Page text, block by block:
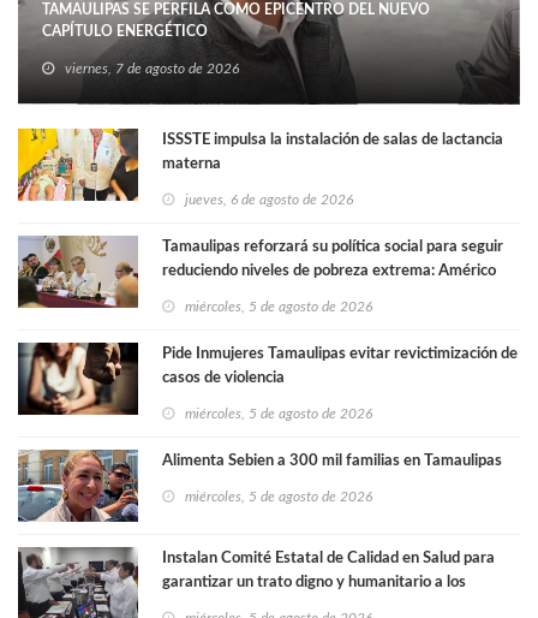
TAMAULIPAS SE PERFILA COMO EPICENTRO DEL NUEVO
CAPÍTULO ENERGÉTICO
viernes, 7 de agosto de 2026
ISSSTE impulsa la instalación de salas de lactancia
materna
jueves, 6 de agosto de 2026
Tamaulipas reforzará su política social para seguir
reduciendo niveles de pobreza extrema: Américo
miércoles, 5 de agosto de 2026
Pide Inmujeres Tamaulipas evitar revictimización de
casos de violencia
miércoles, 5 de agosto de 2026
Alimenta Sebien a 300 mil familias en Tamaulipas
miércoles, 5 de agosto de 2026
Instalan Comité Estatal de Calidad en Salud para
garantizar un trato digno y humanitario a los